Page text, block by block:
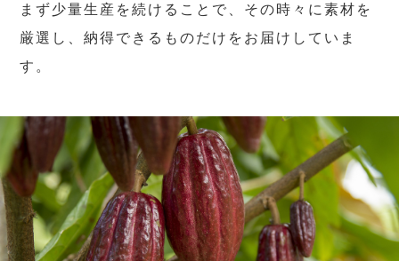
まず少量生産を続けることで、その時々に素材を
厳選し、納得できるものだけをお届けしていま
す。